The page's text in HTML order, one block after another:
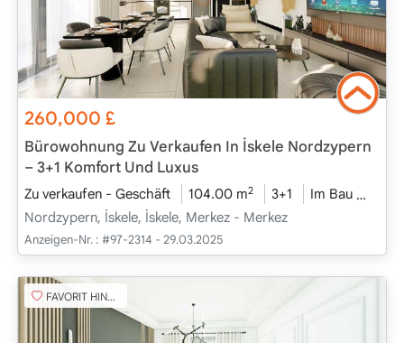
260,000£
Bürowohnung Zu Verkaufen In İskele Nordzypern
– 3+1 Komfort Und Luxus
Zu verkaufen - Geschäft 104.00 m2 3+1 Im Bau
Nordzypern, İskele, İskele, Merkez - Merkez
Anzeigen-Nr. : #97-2314 - 29.03.2025
FAVORIT HINZUFÜGEN